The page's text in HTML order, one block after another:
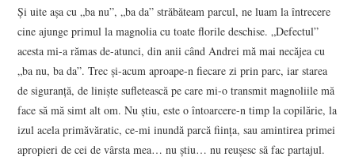
Și uite așa cu „ba nu”, „ba da” străbăteam parcul, ne luam la întrecere
cine ajunge primul la magnolia cu toate florile deschise. „Defectul”
acesta mi-a rămas de-atunci, din anii când Andrei mă mai necăjea cu
„ba nu, ba da”. Trec și-acum aproape-n fiecare zi prin parc, iar starea
de siguranță, de liniște sufletească pe care mi-o transmit magnoliile mă
face să mă simt alt om. Nu știu, este o întoarcere-n timp la copilărie, la
izul acela primăvăratic, ce-mi inundă parcă ființa, sau amintirea primei
apropieri de cei de vârsta mea… nu știu… nu reușesc să fac partajul.